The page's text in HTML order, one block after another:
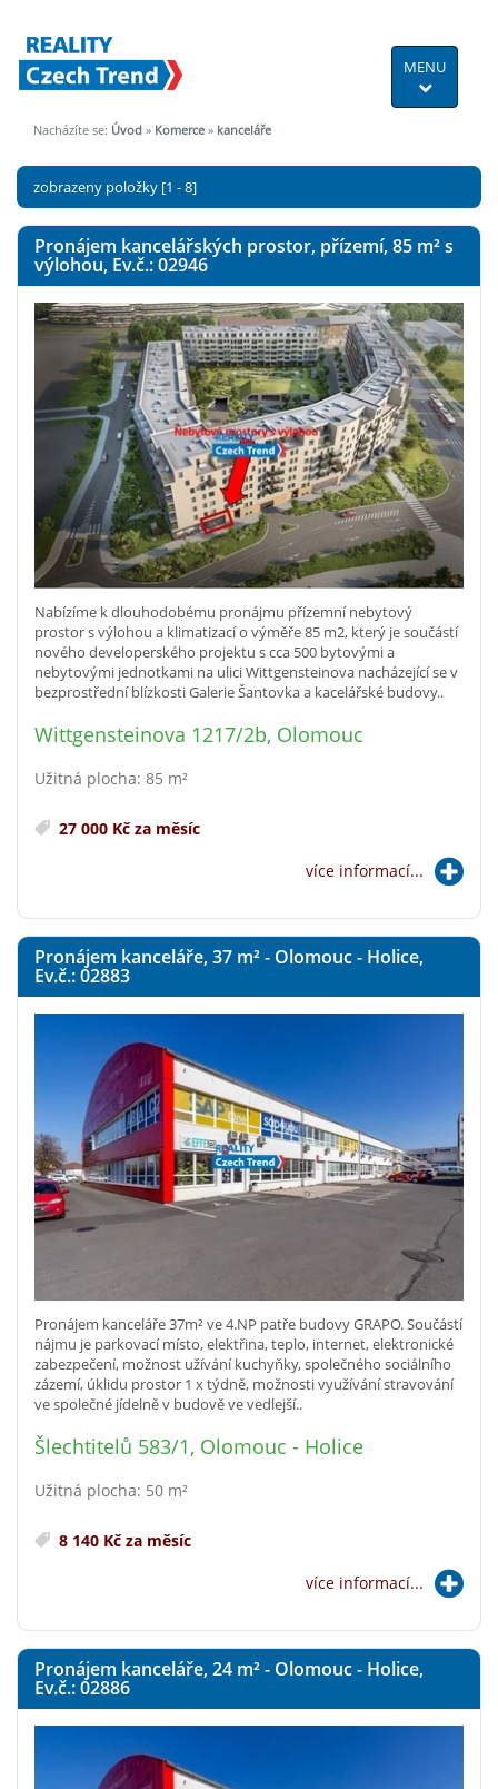
MENU
Nacházíte se: Úvod » Komerce » kanceláře
zobrazeny položky [1 - 8]
Pronájem kancelářských prostor, přízemí, 85 m²s
výlohou, Ev.č.: 02946
Nabízíme k dlouhodobému pronájmu přízemní nebytový
prostor s výlohou a klimatizací o výměře 85 m2, který je součástí
nového developerského projektu s cca 500 bytovými a
nebytovými jednotkami na ulici Wittgensteinova nacházející se v
bezprostřední blízkosti Galerie Šantovka a kacelářské budovy..
Wittgensteinova 1217/2b, Olomouc
Užitná plocha: 85 m²
27 000 Kč za měsíc
více informací...
Pronájem kanceláře, 37 m²- Olomouc - Holice,
Ev.č.: 02883
Pronájem kanceláře 37m² ve 4.NP patře budovy GRAPO. Součástí
nájmu je parkovací místo, elektřina, teplo, internet, elektronické
zabezpečení, možnost užívání kuchyňky, společného sociálního
zázemí, úklidu prostor 1 x týdně, možnosti využívání stravování
ve společné jídelně v budově ve vedlejší..
Šlechtitelů 583/1, Olomouc - Holice
Užitná plocha: 50 m²
8 140 Kč za měsíc
více informací...
Pronájem kanceláře, 24 m²- Olomouc - Holice,
Ev.č.: 02886